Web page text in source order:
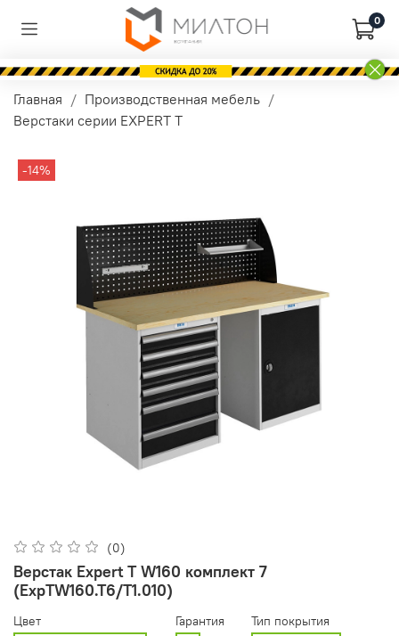
0
Главная
Производственная мебель
Верстаки серии EXPERT T
-14%
(0)
Верстак Expert T W160 комплект 7
(ExpTW160.T6/T1.010)
Цвет
Гарантия
Тип покрытия